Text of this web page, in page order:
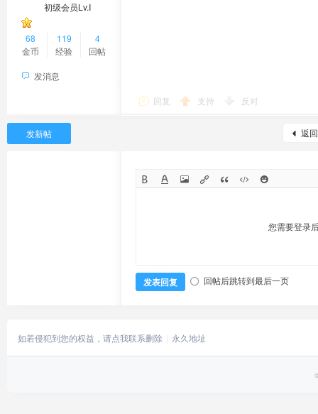
初级会员Lv.Ⅰ
68
金币
119
经验
4
回帖
发消息
回复 支持 反对
返
发新帖
您需要登录
发表回复 回帖后跳转到最后一页
如若侵犯到您的权益，请点我联系删除 永久地址